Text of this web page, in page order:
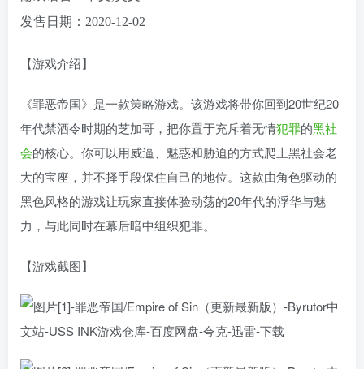
发售日期：2020-12-02
【游戏介绍】
《罪恶帝国》是一款策略游戏。该游戏将带你回到20世纪20
年代禁酒令时期的芝加哥，把你置于充斥着无情犯罪的黑社
会的核心。你可以用威逼、魅惑和胁迫的方式爬上黑社会老
大的宝座，并不择手段保住自己的地位。这款由角色驱动的
黑色风格的游戏让玩家直接体验动荡的20年代的浮华与魅
力，与此同时在幕后暗中组织犯罪。
【游戏截图】